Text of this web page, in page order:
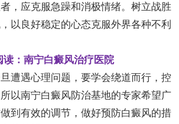
，应克服急躁和消极情绪。树立战胜
以良好稳定的心态克服外界各种不利
读：南宁白癜风治疗医院
旦遭遇心理问题，要学会绕道而行，控
以南宁白癜风防治基地的专家希望广
到有效的调节，做好预防白癜风的措